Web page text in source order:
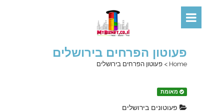
פעוטון הפרחים בירושלים
Home
> פעוטון הפרחים בירושלים
מאומת
פעוטונים בירושלים